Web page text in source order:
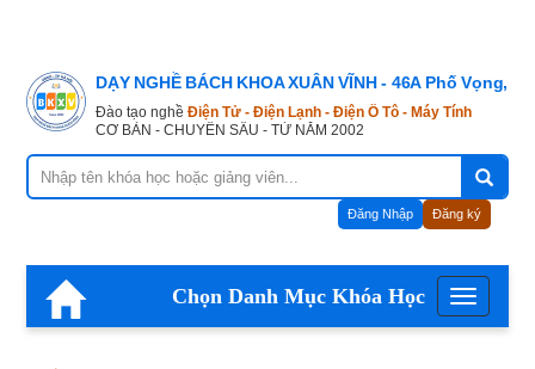
DẠY NGHỀ BÁCH KHOA XUÂN VĨNH - 46A Phố Vọng,
Đào tạo nghề Điện Tử - Điện Lạnh - Điện Ô Tô - Máy Tính
CƠ BẢN - CHUYÊN SÂU - TỪ NĂM 2002
Đăng Nhập Đăng ký
Menu
Chọn Danh Mục Khóa Học